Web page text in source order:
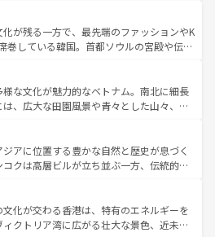
い。 なお、新着のハワイ情報
覧を参照してほしい。
ティも充実しており、サーフィンやダイ
グなど、アウトドア好きにはたまらな
アの多彩な魅力を存分に味わいつくそ
岳地帯である台湾東部など、都市の喧騒
共存しており、訪れる人に新しい発見と
くれる。また、奥深い台湾の食文化も魅
のスイーツなど、バラエティ豊かな料理
わえる。 なお、新着の台湾情報は コンテンツ一覧を参
が残る一方で、最先端のファッションやK
巻している韓国。首都ソウルの宮殿や伝統
ばせば四季折々の自然美を楽しむことが
キムチや焼肉、絶品のストリートフード
な韓国料理が待っている。夜には、韓国な
がら、韓国の多彩な魅力を心ゆくまで味
わってみてほしい。 なお、新着の韓国情報はコンテンツ一
しい。
様な文化が魅力的なベトナム。南北に細長
は、広大な田園風景や青々とした山々、世
伝統が息づく。ハノイの古い町並みやホ
ンス統治時代の建物も、独特の雰囲気を
また、バラエティの豊かさとおいしさで
インミー、ベトナムコーヒーなどは、ぜ
い。どの地域を訪れてもあたたかい人々
くれるので、きっと忘れられない旅にな
アに位置する豊かな自然と歴史が息づく
クは高層ビルが立ち並ぶ一方、伝統的な
いる。北部ではチェンマイなどの山岳地
い、南部ではプーケットやクラビの美し
ト気分を楽しむことができる。タイ料理
化が交わる香港は、特有のエネルギーを
クトリア湾に広がる壮大な景色、近未来